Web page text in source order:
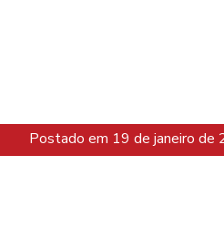
Postado em 19 de janeiro de